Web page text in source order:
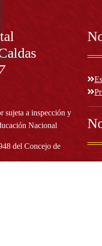
sujeta a inspección y
Nacional
del Concejo de